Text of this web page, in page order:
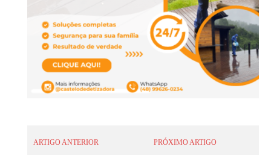
ARTIGO ANTERIOR PRÓXIMO ARTIGO